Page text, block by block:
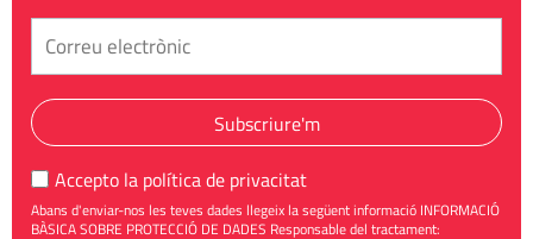
Subscriure'm
Accepto la política de privacitat
Abans d'enviar-nos les teves dades llegeix la següent informació INFORMACIÓ
BÀSICA SOBRE PROTECCIÓ DE DADES Responsable del tractament: